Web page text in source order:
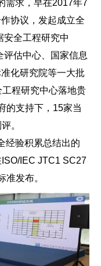
求，早在2017年7
协议，发起成立全
安全工程研究中
评估中心、国家信息
化研究院等一大批
程研究中心落地贵
的支持下，15家当
。
验积累总结出的
IEC JTC1 SC27
准发布。